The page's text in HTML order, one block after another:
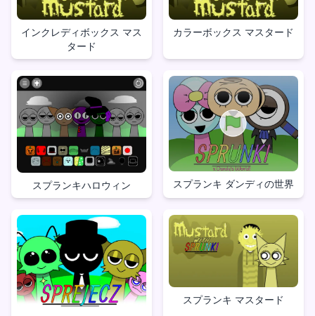
インクレディボックス マス
タード
カラーボックス マスタード
スプランキハロウィン スプランキ ダンディの世界
スプランキ マスタード